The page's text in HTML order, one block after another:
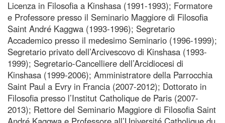
Licenza in Filosofia a Kinshasa (1991-1993); Formatore
e Professore presso il Seminario Maggiore di Filosofia
Saint André Kaggwa (1993-1996); Segretario
Accademico presso il medesimo Seminario (1996-1999);
Segretario privato dell’Arcivescovo di Kinshasa (1993-
1999); Segretario-Cancelliere dell’Arcidiocesi di
Kinshasa (1999-2006); Amministratore della Parrocchia
Saint Paul a Evry in Francia (2007-2012); Dottorato in
Filosofia presso l’Institut Catholique de Paris (2007-
2013); Rettore del Seminario Maggiore di Filosofia Saint